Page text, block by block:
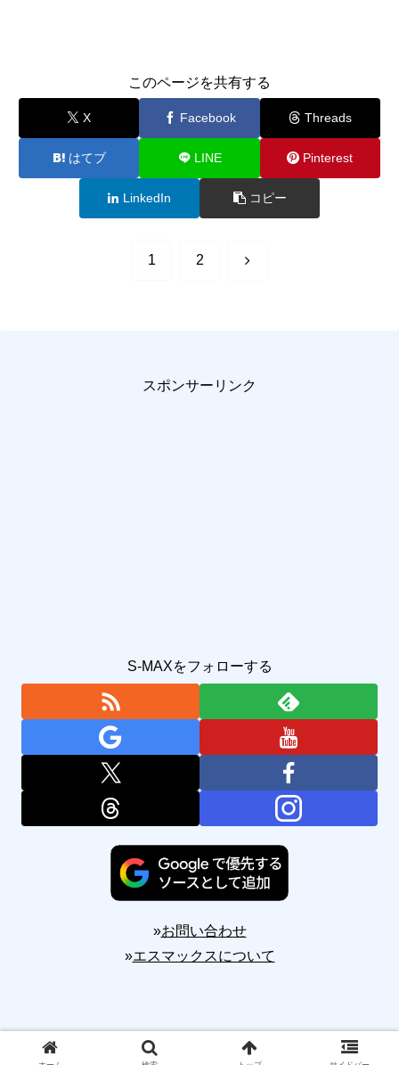
このページを共有する
X Facebook Threads
はてブ LINE Pinterest
LinkedIn コピー
1 2 次
スポンサーリンク
S-MAXをフォローする
»お問い合わせ
»エスマックスについて
Copyright © 2010-2026 S-MAX All Rights Reserved.